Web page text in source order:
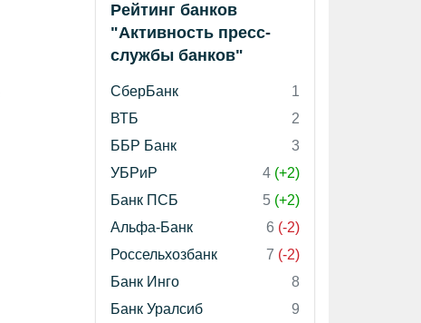
Рейтинг банков
"Активность пресс-
службы банков"
СберБанк
1
ВТБ
2
ББР Банк
3
УБРиР
4 (+2)
Банк ПСБ
5 (+2)
Альфа-Банк
6 (-2)
Россельхозбанк
7 (-2)
Банк Инго
8
Банк Уралсиб
9